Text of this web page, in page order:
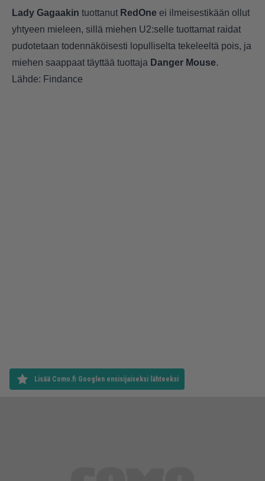
Lady Gagaakin tuottanut RedOne ei ilmeisestikään ollut
yhtyeen mieleen, sillä miehen U2:selle tuottamat raidat
pudotetaan todennäköisesti lopulliselta tekeleeltä pois, ja
miehen saappaat täyttää tuottaja Danger Mouse.
Lähde: Findance
Lisää Como.fi Googlen ensisijaiseksi lähteeksi